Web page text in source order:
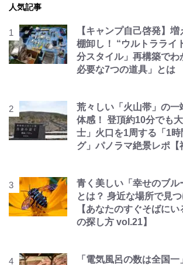
人気記事
【キャンプ自己啓発】
棚卸し！ “ウルトラライ
分スタイル」再構築でわ
必要な7つの道具」とは
荒々しい「火山帯」の一
体感！ 登頂約10分でも
士」火口を1周する「1
グ」パノラマ絶景レポ【
青く美しい「幸せのブル
とは？ 身近な場所で見
【あなたのすぐそばにい
の探し方 vol.21】
「電気風呂の数は全国